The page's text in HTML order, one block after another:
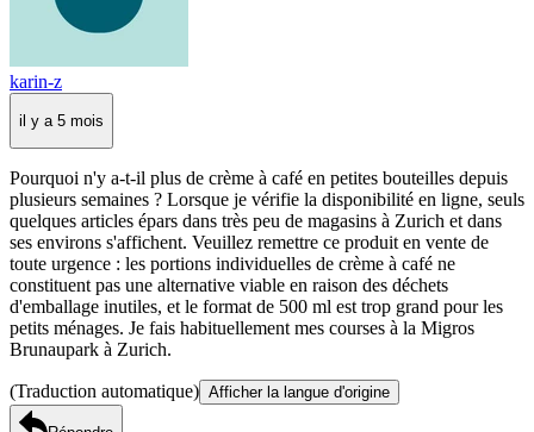
karin-z
il y a 5 mois
Pourquoi n'y a-t-il plus de crème à café en petites bouteilles depuis
plusieurs semaines ? Lorsque je vérifie la disponibilité en ligne, seuls
quelques articles épars dans très peu de magasins à Zurich et dans
ses environs s'affichent. Veuillez remettre ce produit en vente de
toute urgence : les portions individuelles de crème à café ne
constituent pas une alternative viable en raison des déchets
d'emballage inutiles, et le format de 500 ml est trop grand pour les
petits ménages. Je fais habituellement mes courses à la Migros
Brunaupark à Zurich.
(Traduction automatique) Afficher la langue d'origine